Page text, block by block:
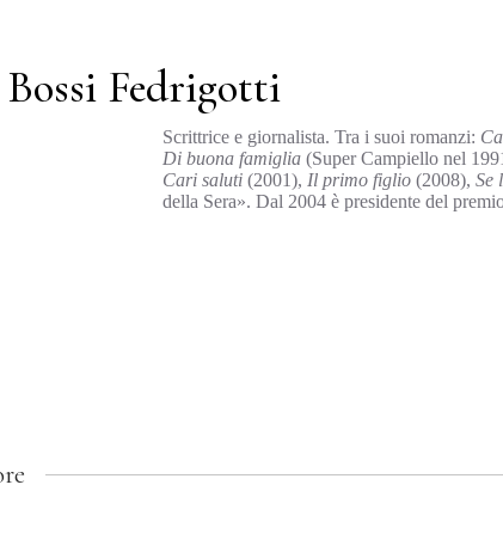
Fedrigotti
Scrittrice e giornalista. Tra i suoi romanzi:
Di buona famiglia (Super Campiello nel
Cari saluti (2001), Il primo figlio (2008), Se
della Sera». Dal 2004 è presidente del